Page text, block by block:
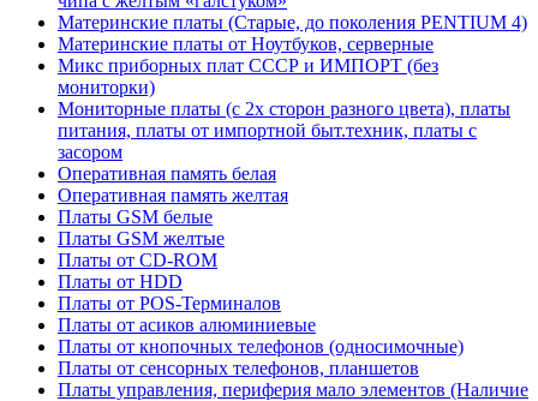
Материнские платы (Старые, до поколения PENTIUM 4)
Материнские платы от Ноутбуков, серверные
Микс приборных плат СССР и ИМПОРТ (без
мониторки)
Мониторные платы (с 2х сторон разного цвета), платы
питания, платы от импортной быт.техник, платы с
засором
Оперативная память белая
Оперативная память желтая
Платы GSM белые
Платы GSM желтые
Платы от CD-ROM
Платы от HDD
Платы от POS-Терминалов
Платы от асиков алюминиевые
Платы от кнопочных телефонов (односимочные)
Платы от сенсорных телефонов, планшетов
Платы управления, периферия мало элементов (Наличие